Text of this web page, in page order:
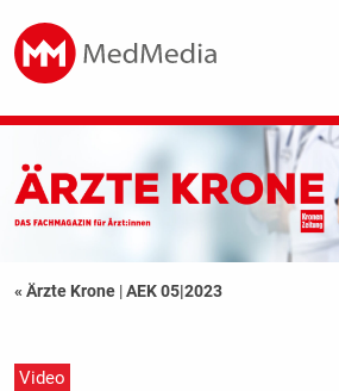
« Ärzte Krone |AEK 05|2023
Video